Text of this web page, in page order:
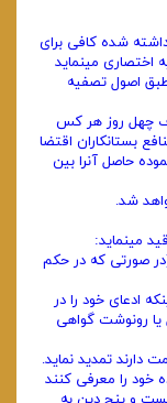
شده کافی برای
‌اختصاری مینماید
طبق اصول تصفیه
چهل روز هر کس
بستانکاران اقتضا
حاصل آنرا بین
شد.
مینماید:
صورتی که در حکم
ادعای خود را در
یا‌ رونوشت گواهی
دارند تمدید نماید.
خود را معرفی کنند